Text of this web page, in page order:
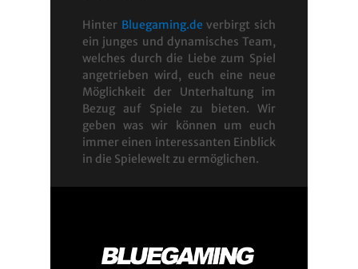
Hinter Bluegaming.de verbirgt sich
ein junges und dynamisches Team,
welches durch die Liebe zum Spiel
angetrieben wird, euch eine neue
Möglichkeit der Unterhaltung im
Bezug auf Spiele zu bieten. Wir
geben was wir können um euch
immer einen interessanten Einblick
in die Spielewelt zu ermöglichen.